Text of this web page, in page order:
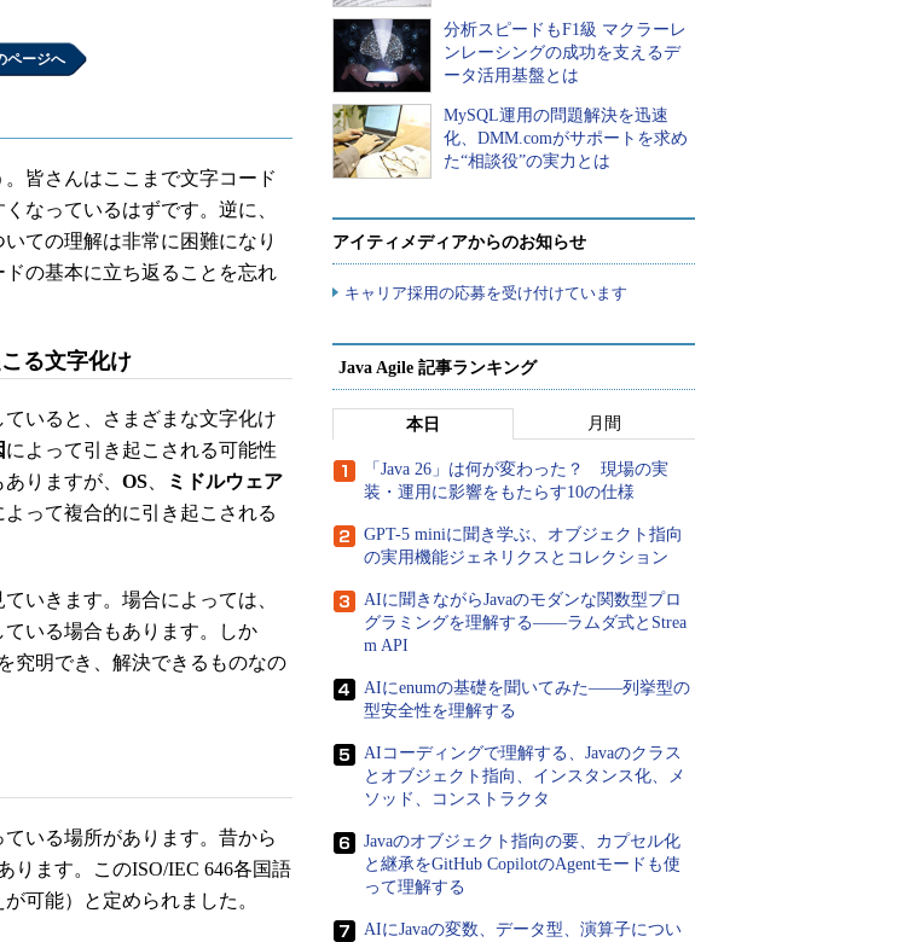
ページへ
皆さんはここまで文字コード
なっているはずです。逆に、
ての理解は非常に困難になり
の基本に立ち返ることを忘れ
る文字化け
いると、さまざまな文字化け
によって引き起こされる可能性
りますが、 OS
ミドルウェア
って複合的に引き起こされる
いきます。場合によっては、
いる場合もあります。しか
究明でき、解決できるものなの
いる場所があります。昔から
ります。このISO/IEC 646各国語
可能）と定められました。
分析スピードもF1級 マクラーレ
ンレーシングの成功を支えるデ
ータ活用基盤とは
MySQL運用の問題解決を迅速
化、DMM.comがサポートを求め
た“相談役”の実力とは
アイティメディアからのお知らせ
キャリア採用の応募を受け付けています
Java Agile 記事ランキング
本日 月間
「Java 26」は何が変わった？ 現場の実
装・運用に影響をもたらす10の仕様
GPT-5 miniに聞き学ぶ、オブジェクト指向
の実用機能ジェネリクスとコレクション
AIに聞きながらJavaのモダンな関数型プロ
グラミングを理解する――ラムダ式とStrea
m API
AIにenumの基礎を聞いてみた――列挙型の
型安全性を理解する
AIコーディングで理解する、Javaのクラス
とオブジェクト指向、インスタンス化、メ
ソッド、コンストラクタ
Javaのオブジェクト指向の要、カプセル化
と継承をGitHub CopilotのAgentモードも使
って理解する
AIにJavaの変数、データ型、演算子につい